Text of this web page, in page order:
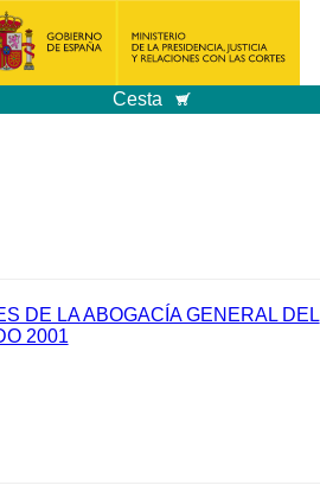
Cesta
DE LA ABOGACÍA GENERAL DEL
2001